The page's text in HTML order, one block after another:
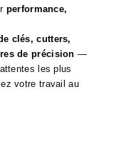
performance,
clés, cutters,
de précision —
les plus
votre travail au